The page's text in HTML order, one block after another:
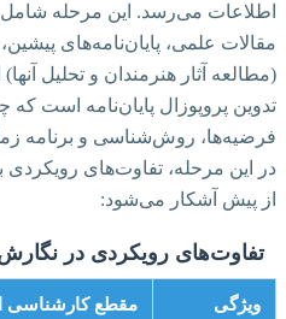
اطلاعات می‌رسد. این مرحله شامل
مقالات علمی، پایان‌نامه‌های
(مطالعه آثار هنرمندان و تحلیل
تدوین پروپوزال پایان‌نامه است
فرضیه‌ها، روش‌شناسی و برنامه
در این مرحله، تفاوت‌های
از پیش آشکار می‌شود:
تفاوت‌های رویکردی در
ویژگی مقطع کارشناسی